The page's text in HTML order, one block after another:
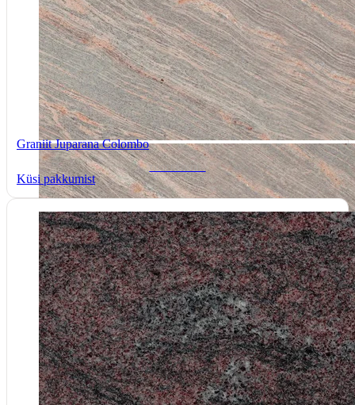
Graniit Juparana Colombo
TOOTEKOOD: -
Küsi pakkumist